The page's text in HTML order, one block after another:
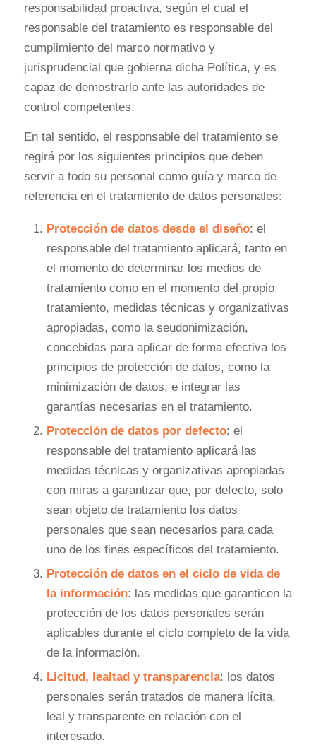
responsabilidad proactiva, según el cual el
responsable del tratamiento es responsable del
cumplimiento del marco normativo y
jurisprudencial que gobierna dicha Política, y es
capaz de demostrarlo ante las autoridades de
control competentes.
En tal sentido, el responsable del tratamiento se
regirá por los siguientes principios que deben
servir a todo su personal como guía y marco de
referencia en el tratamiento de datos personales:
Protección de datos desde el diseño: el
responsable del tratamiento aplicará, tanto en
el momento de determinar los medios de
tratamiento como en el momento del propio
tratamiento, medidas técnicas y organizativas
apropiadas, como la seudonimización,
concebidas para aplicar de forma efectiva los
principios de protección de datos, como la
minimización de datos, e integrar las
garantías necesarias en el tratamiento.
Protección de datos por defecto: el
responsable del tratamiento aplicará las
medidas técnicas y organizativas apropiadas
con miras a garantizar que, por defecto, solo
sean objeto de tratamiento los datos
personales que sean necesarios para cada
uno de los fines específicos del tratamiento.
Protección de datos en el ciclo de vida de
la información: las medidas que garanticen la
protección de los datos personales serán
aplicables durante el ciclo completo de la vida
de la información.
Licitud, lealtad y transparencia: los datos
personales serán tratados de manera lícita,
leal y transparente en relación con el
interesado.